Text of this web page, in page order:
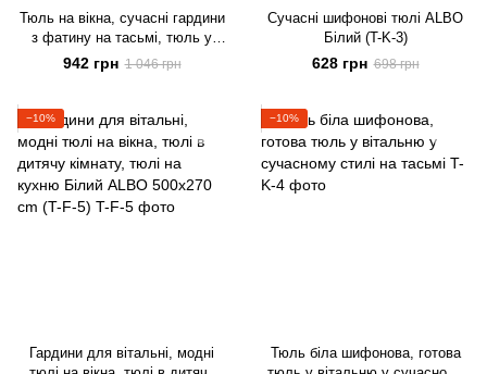
Тюль на вікна, сучасні гардини
з фатину на тасьмі, тюль у
спальню білий (T-F-4)
942 грн 1 046 грн
Сучасні шифонові тюлі ALBO
Білий (T-K-3)
628 грн 698 грн
−10%
Гардини для вітальні, модні
−10%
Тюль біла шифонова, готова